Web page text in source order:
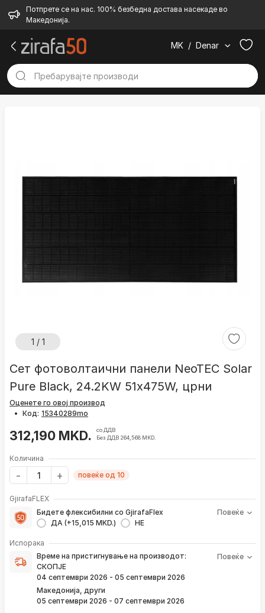
Потпрете се на нас. 100% безбедна достава насекаде во
Македонија.
MK / Denar
1 / 1
Сет фотоволтаични панели NeoTEC Solar
Pure Black, 24.2KW 51x475W, црни
Оценете го овој производ
• Код:
312,190 MKD.
со ДДВ
Без ДДВ 264,568 MKD.
Количина
повеќе од 10
GjirafaFLEX
Бидете флексибилни со GjirafaFlex
ДА (+15,015 MKD.)
НЕ
Повеќе
Испорака
Време на пристигнување на производот:
СКОПЈЕ
04 септември 2026 - 05 септември 2026
Македонија, други
05 септември 2026 - 07 септември 2026
Повеќе
Време на пристигнување на производот е периодот од
моментот кога е направена верификација на вашата
нарачка и известувањето за верификација што го
добивате преку е-пошта или смс.
Ако нарачката е поставена сега, производот
пристигнува во временскиот рок наведен погоре.
Постојано ќе Ве известуваме преку е-пошта за